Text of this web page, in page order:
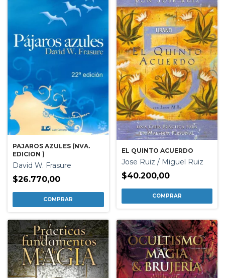
PAJAROS AZULES (NVA.
EDICION )
David W. Frasure
$26.770,00
EL QUINTO ACUERDO
Jose Ruiz / Miguel Ruiz
$40.200,00